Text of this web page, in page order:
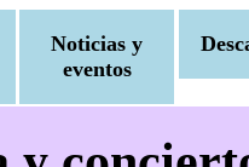
Noticias y
eventos